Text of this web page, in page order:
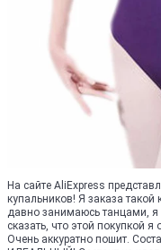
На сайте AliExpress
купальников! Я заказа такой
давно занимаюсь танцами, я
сказать, что этой покупкой
Очень аккуратно пошит.